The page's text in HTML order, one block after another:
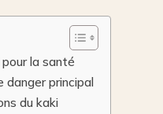
la santé
danger principal
du kaki